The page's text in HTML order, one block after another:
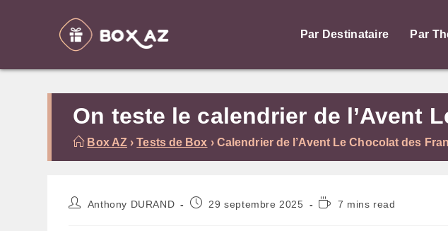
Par Destinataire Par
On teste le calendrier de l’Avent
Box AZ ›Tests de Box › Calendrier de l’Avent Le Chocolat des
Auteur/autrice
Anthony DURAND
Publication
29 septembre 2025
Temps7 mins read